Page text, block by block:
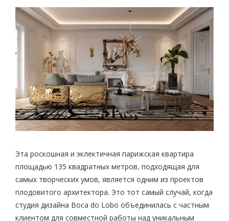
Эта роскошная и эклектичная парижская квартира
площадью 135 квадратных метров, подходящая для
самых творческих умов, является одним из проектов
плодовитого архитектора. Это тот самый случай, когда
студия дизайна Boca do Lobo объединилась с частным
клиентом для совместной работы над уникальным